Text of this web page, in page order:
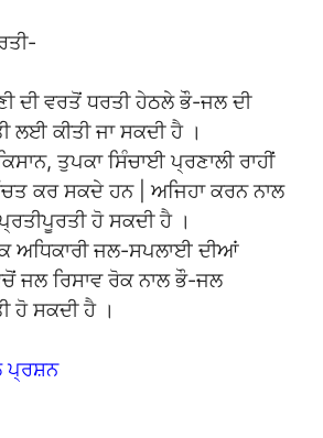
ਦੀ ਵਰਤੋਂ ਧਰਤੀ ਹੇਠਲੇ ਭੌ-ਜਲ ਦੀ
ਲਈ ਕੀਤੀ ਜਾ ਸਕਦੀ ਹੈ ।
ਤੁਪਕਾ ਸਿੰਚਾਈ ਪ੍ਰਣਾਲੀ ਰਾਹੀਂ
ਕਰ ਸਕਦੇ ਹਨ | ਅਜਿਹਾ ਕਰਨ ਨਾਲ
ਹੋ ਸਕਦੀ ਹੈ ।
ਅਧਿਕਾਰੀ ਜਲ-ਸਪਲਾਈ ਦੀਆਂ
ਜਲ ਰਿਸਾਵ ਰੋਕ ਨਾਲ ਭੌ-ਜਲ
ਹੋ ਸਕਦੀ ਹੈ ।
ਪ੍ਰਸ਼ਨ